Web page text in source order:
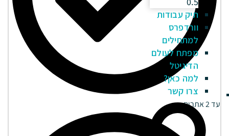
תיק עבודות
וורדפרס
למתחילים
מפתח לעולם
הדיגיטל
למה כאן?
צרו קשר
עד 2 אתרים